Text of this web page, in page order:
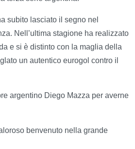
subito lasciato il segno nel
Nell’ultima stagione ha realizzato
e si è distinto con la maglia della
un autentico eurogol contro il
argentino Diego Mazza per averne
benvenuto nella grande